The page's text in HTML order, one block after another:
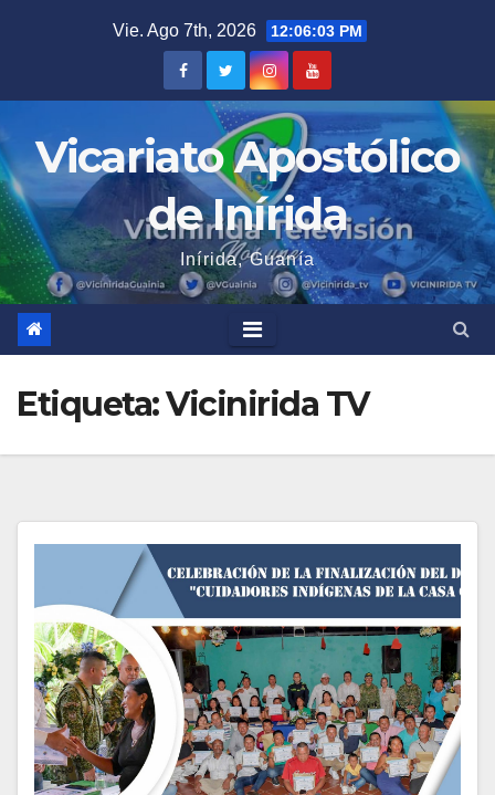
Vie. Ago 7th, 2026 12:06:04 PM
Vicariato Apostólico
de Inírida
Inírida, Guanía
Etiqueta:Vicinirida TV